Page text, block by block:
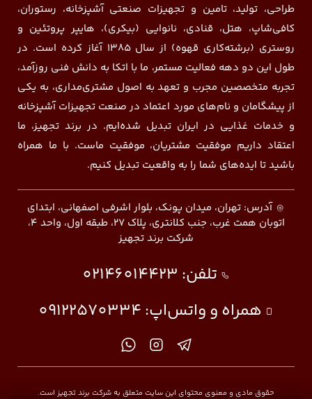
طراحی، تولید، تامین و تجهیزات صنعتی آشپزخانه، رستوران،
کافی‌شاپ، هتل، قنادی، نانوایی (بیکری)، هایپر پروتئین و
روستری (برشته‌کاری قهوه) از سال ۱۳۸۵ آغاز کرده است. در
طول این دو دهه فعالیت مستمر، ما با اتکا به دانش فنی روزآمد،
تجربه متخصصین مجرب و تعهد به اصول مشتری‌مداری، به یکی
از پیشگامان و نام‌های مورد اعتماد در صنعت تجهیزات آشپزخانه
و خدمات غذایی در ایران تبدیل شده‌ایم. در برند تجهیز، ما
اعتقاد داریم موفقیت مشتریان، موفقیت ماست. با ما همراه
باشید تا ایده‌های شما را به واقعیت تبدیل کنیم.
آدرس: تهران، میدان پونک، بلوار اشرفی اصفهانی، ابتدای
اتوبان همت غرب، جنب کلانتری، پلاک ۲۷، طبقه اول، واحد ۴،
شرکت برند تجهیز
تلفن: 02146014423
همراه و واتس‌اپ:09122570334
حقوق مادی و معنوی محتوای این سایت متعلق به شرکت برند تجهیز است.